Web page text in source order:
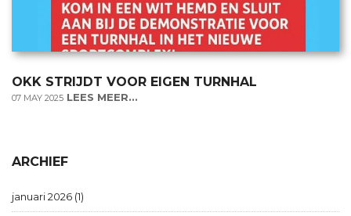
OKK STRIJDT VOOR EIGEN TURNHAL
07 MAY 2025 LEES MEER...
ARCHIEF
januari 2026 (1)